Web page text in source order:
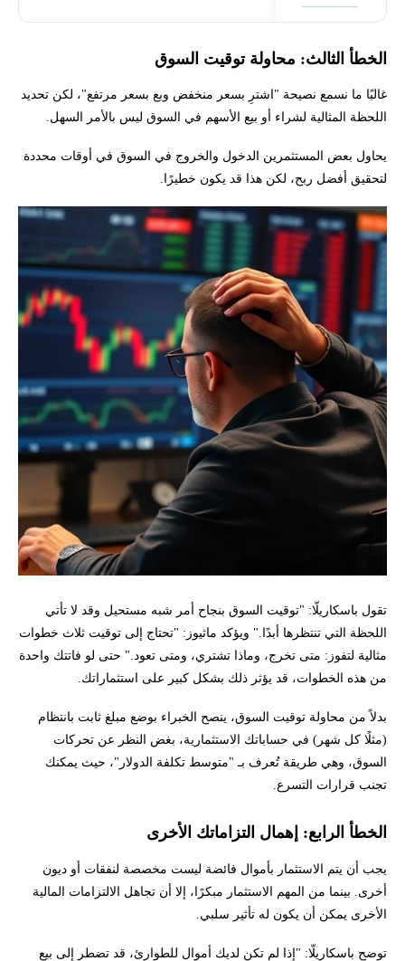
الخطأ الثالث: محاولة توقيت السوق
غالبًا ما نسمع نصيحة "اشترِ بسعر منخفض وبع بسعر مرتفع"، لكن تحديد
اللحظة المثالية لشراء أو بيع الأسهم في السوق ليس بالأمر السهل.
يحاول بعض المستثمرين الدخول والخروج في السوق في أوقات محددة
لتحقيق أفضل ربح، لكن هذا قد يكون خطيرًا.
تقول باسكاريلّا: "توقيت السوق بنجاح أمر شبه مستحيل وقد لا تأتي
اللحظة التي تنتظرها أبدًا." ويؤكد ماثيوز: "تحتاج إلى توقيت ثلاث خطوات
مثالية لتفوز: متى تخرج، وماذا تشتري، ومتى تعود." حتى لو فاتتك واحدة
من هذه الخطوات، قد يؤثر ذلك بشكل كبير على استثماراتك.
بدلاً من محاولة توقيت السوق، ينصح الخبراء بوضع مبلغ ثابت بانتظام
(مثلًا كل شهر) في حساباتك الاستثمارية، بغض النظر عن تحركات
السوق، وهي طريقة تُعرف بـ "متوسط تكلفة الدولار"، حيث يمكنك
تجنب قرارات التسرع.
الخطأ الرابع: إهمال التزاماتك الأخرى
يجب أن يتم الاستثمار بأموال فائضة ليست مخصصة لنفقات أو ديون
أخرى. بينما من المهم الاستثمار مبكرًا، إلا أن تجاهل الالتزامات المالية
الأخرى يمكن أن يكون له تأثير سلبي.
توضح باسكاريلّا: "إذا لم تكن لديك أموال للطوارئ، قد تضطر إلى بيع